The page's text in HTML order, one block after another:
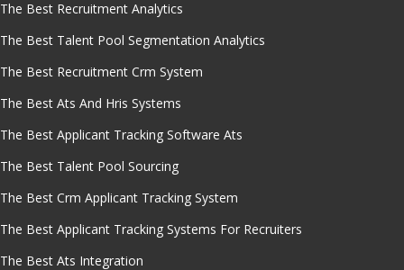
The Best Recruitment Analytics
The Best Talent Pool Segmentation Analytics
The Best Recruitment Crm System
The Best Ats And Hris Systems
The Best Applicant Tracking Software Ats
The Best Talent Pool Sourcing
The Best Crm Applicant Tracking System
The Best Applicant Tracking Systems For Recruiters
The Best Ats Integration